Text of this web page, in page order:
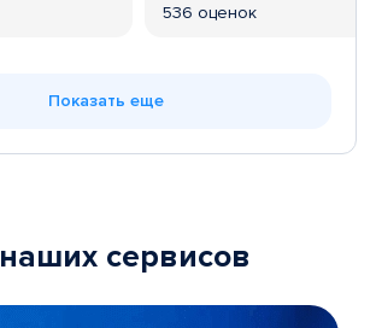
536 оценок
Показать еще
наших сервисов